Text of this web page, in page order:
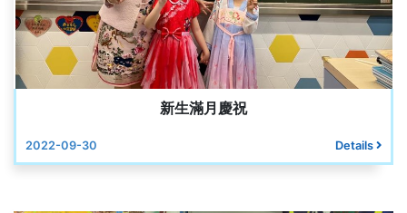
新生滿月慶祝
2022-09-30 Details